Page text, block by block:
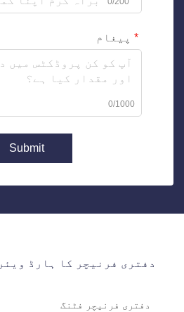
پیغام
0/1000
Submit
دفتری فرنیچر کا ہارڈ ویئر
دفتری فرنیچر فٹنگ